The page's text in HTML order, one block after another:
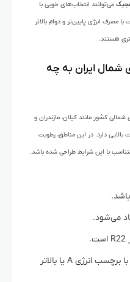
می‌توانند انتخاب‌های خوبی با
مصرف انرژی پایین‌تر و دوام بالاتر
هستند.
شمال ایران به چه
کشور مانند گیلان، مازندران و
دارد. در این مناطق، رطوبت
با این شرایط طراحی شده باشد.
می‌شود.
: دستگاه‌هایی با برچسب انرژی A یا بالاتر